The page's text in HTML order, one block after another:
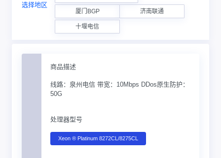
选择地区
厦门BGP 济南联通
十堰电信
商品描述
线路：泉州电信 带宽：10Mbps DDos原生防护：
50G
处理器型号
Xeon ® Platinum 8272CL/8275CL